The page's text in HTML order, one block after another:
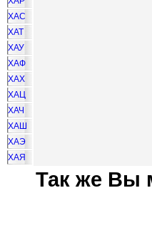
ХАС
ХАТ
ХАУ
ХАФ
ХАХ
ХАЦ
ХАЧ
ХАШ
ХАЭ
ХАЯ
Так же Вы